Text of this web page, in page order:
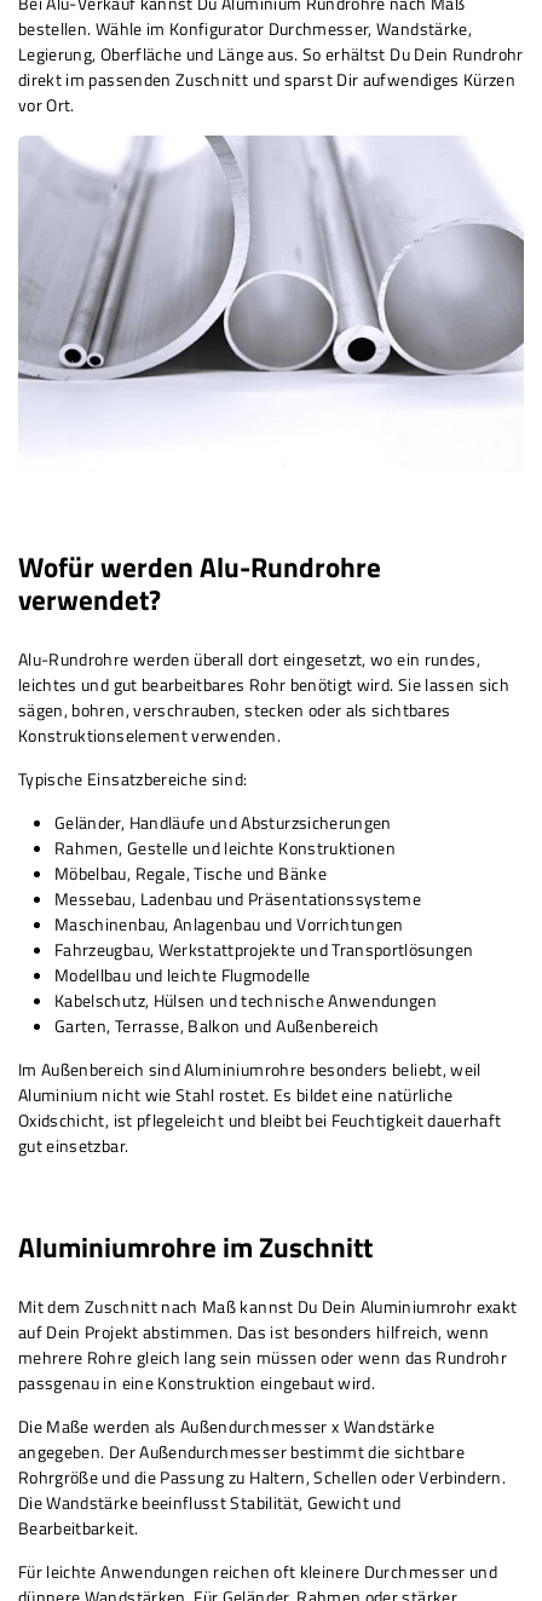
bestellen. Wähle im Konfigurator Durchmesser, Wandstärke,
Legierung, Oberfläche und Länge aus. So erhältst Du Dein Rundrohr
direkt im passenden Zuschnitt und sparst Dir aufwendiges Kürzen
vor Ort.
Wofür werden Alu-Rundrohre
verwendet?
Alu-Rundrohre werden überall dort eingesetzt, wo ein rundes,
leichtes und gut bearbeitbares Rohr benötigt wird. Sie lassen sich
sägen, bohren, verschrauben, stecken oder als sichtbares
Konstruktionselement verwenden.
Typische Einsatzbereiche sind:
Geländer, Handläufe und Absturzsicherungen
Rahmen, Gestelle und leichte Konstruktionen
Möbelbau, Regale, Tische und Bänke
Messebau, Ladenbau und Präsentationssysteme
Maschinenbau, Anlagenbau und Vorrichtungen
Fahrzeugbau, Werkstattprojekte und Transportlösungen
Modellbau und leichte Flugmodelle
Kabelschutz, Hülsen und technische Anwendungen
Garten, Terrasse, Balkon und Außenbereich
Im Außenbereich sind Aluminiumrohre besonders beliebt, weil
Aluminium nicht wie Stahl rostet. Es bildet eine natürliche
Oxidschicht, ist pflegeleicht und bleibt bei Feuchtigkeit dauerhaft
gut einsetzbar.
Aluminiumrohre im Zuschnitt
Mit dem Zuschnitt nach Maß kannst Du Dein Aluminiumrohr exakt
auf Dein Projekt abstimmen. Das ist besonders hilfreich, wenn
mehrere Rohre gleich lang sein müssen oder wenn das Rundrohr
passgenau in eine Konstruktion eingebaut wird.
Die Maße werden als Außendurchmesser x Wandstärke
angegeben. Der Außendurchmesser bestimmt die sichtbare
Rohrgröße und die Passung zu Haltern, Schellen oder Verbindern.
Die Wandstärke beeinflusst Stabilität, Gewicht und
Bearbeitbarkeit.
Für leichte Anwendungen reichen oft kleinere Durchmesser und